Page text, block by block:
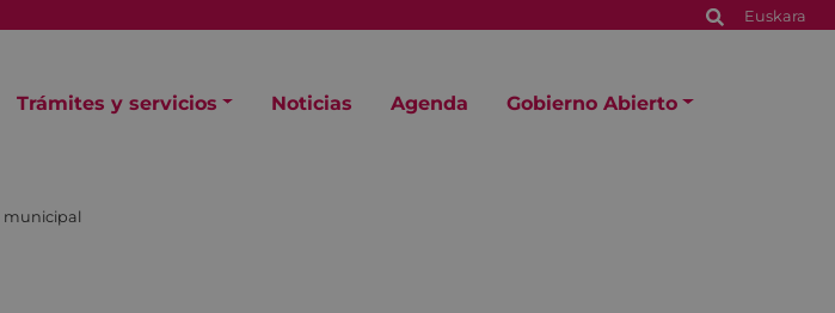
Euskara
Trámites y servicios Noticias Agenda Gobierno Abierto
municipal